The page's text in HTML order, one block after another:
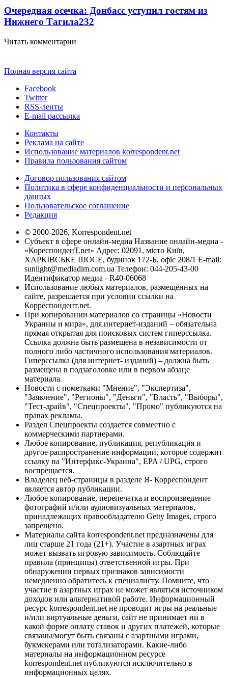
Очередная осечка: Донбасс уступил гостям из
Нижнего Тагила232
Читать комментарии
Полная версия сайта
Facebook
Twitter
RSS-ленты
E-mail рассылка
Контакты
Реклама на сайте
Использование материалов korrespondent.net
Правила пользования сайтом
Договор пользования сайтом
Политика в сфере конфиденциальности и персональных
данных
Пользовательское соглашение
Редакция
© 2000-2026, Korrespondent.net
Субъект в сфере онлайн-медиа Название онлайн-медиа -
«КореспонденТ.net» Адрес: 02091, місто Київ,
ХАРКІВСЬКЕ ШОСЕ, будинок 172-Б, офіс 208/1 E-mail:
sunlight@mediadim.com.ua Телефон: 044-205-43-00
Идентификатор медиа - R40-06068
Использование любых материалов, размещённых на
сайте, разрешается при условии ссылки на
Корреспондент.net.
При копировании материалов со страницы «Новости
Украины и мира», для интернет-изданий – обязательна
прямая открытая для поисковых систем гиперссылка.
Ссылка должна быть размещена в независимости от
полного либо частичного использования материалов.
Гиперссылка (для интернет- изданий) – должна быть
размещена в подзаголовке или в первом абзаце
материала.
Новости с пометками "Мнение", "Экспертиза",
"Заявление", "Регионы", "Деньги", "Власть", "Выборы",
"Тест-драйв", "Спецпроекты", "Промо" публикуются на
правах рекламы.
Раздел Спецпроекты создается совместно с
коммерческими партнерами.
Любое копирование, публикация, републикация и
другое распространение информации, которое содержит
ссылку на "Интерфакс-Украина", EPA / UPG, строго
воспрещается.
Владелец веб-страницы в разделе Я- Корреспондент
является автор публикации.
Любое копирование, перепечатка и воспроизведение
фотографий и/или аудиовизуальных материалов,
принадлежащих правообладателю Getty Images, строго
запрещено.
Материалы сайта korrespondent.net предназначены для
лиц старше 21 года (21+). Участие в азартных играх
может вызвать игровую зависимость. Соблюдайте
правила (принципы) ответственной игры. При
обнаружении первых признаков зависимости
немедленно обратитесь к специалисту. Помните, что
участие в азартных играх не может являться источником
доходов или альтернативой работе. Информационный
ресурс korrespondent.net не проводит игры на реальные
и/или виртуальные деньги, сайт не принимает ни в
какой форме оплату ставок и других платежей, которые
связаны/могут быть связаны с азартными играми,
букмекерами или тотализаторами. Какие-либо
материалы на информационном ресурсе
korrespondent.net публикуются исключительно в
информационных целях.